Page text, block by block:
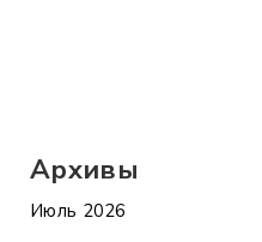
Архивы
Июль 2026